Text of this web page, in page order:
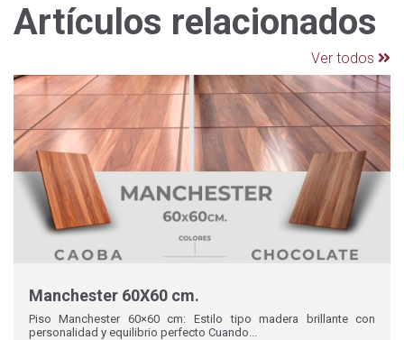
Artículos relacionados
Ver todos
Manchester 60X60 cm.
Piso Manchester 60×60 cm: Estilo tipo madera brillante con
personalidad y equilibrio perfecto Cuando...